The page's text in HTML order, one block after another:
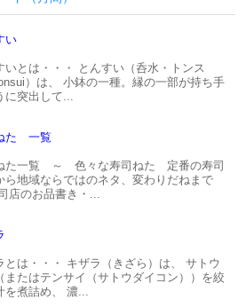
い
いとは・・・ とんすい（呑水・トンス
）は、 小鉢の一種。縁の一部が持ち手
に突出して...
た 一覧
た一覧 ～ 色々な寿司ねた 定番の寿司
ら地域ならではのネタ、変わりだねまで
店のお品書き・...
とは・・・ キザラ（きざら）は、 サトウ
またはテンサイ（サトウダイコン））を絞
を煮詰め、 濃...